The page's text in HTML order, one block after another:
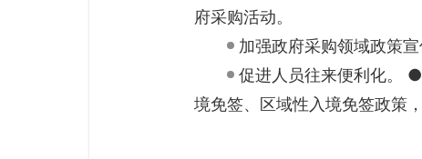
府采购活动。
加强政府采购领域政策
促进人员往来便利化。
境免签、区域性入境免签政策